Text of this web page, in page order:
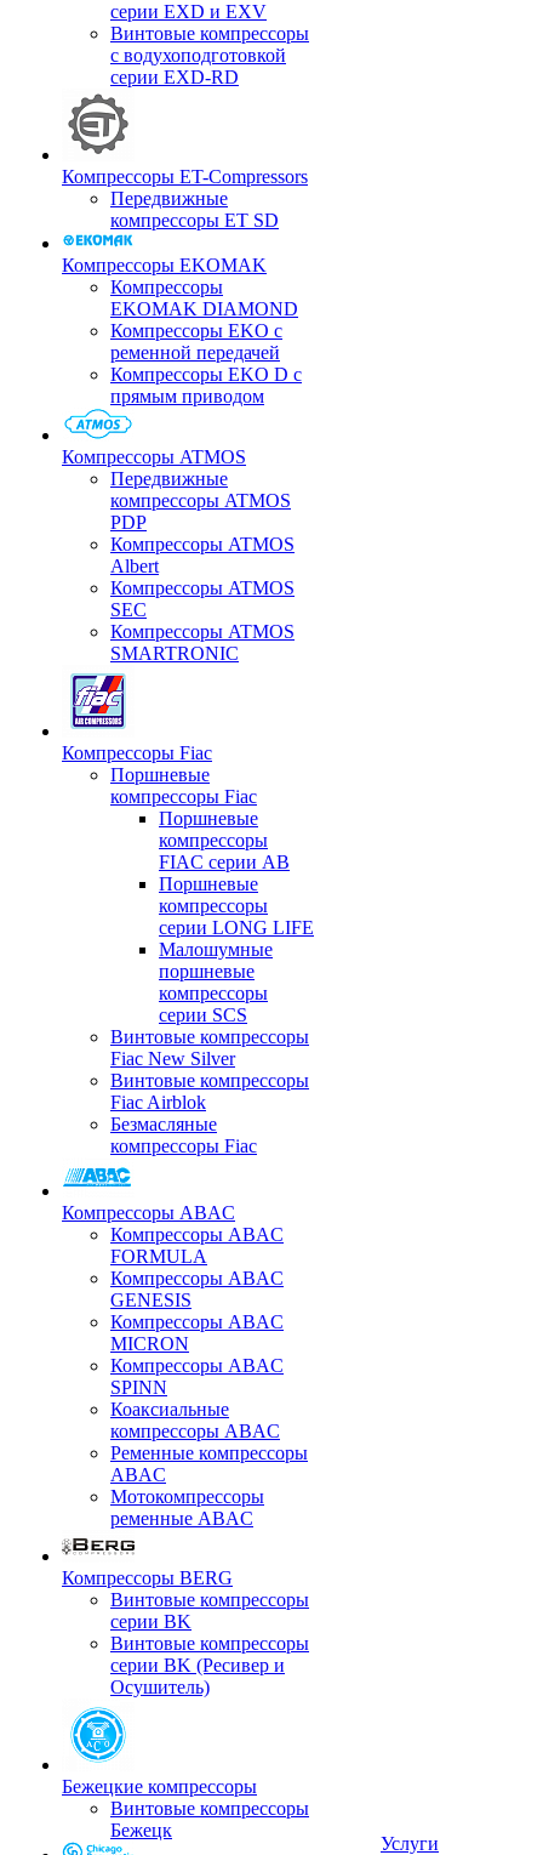
серии EXD и EXV
Винтовые компрессоры
с водухоподготовкой
серии EXD-RD
Компрессоры ET-Compressors
Передвижные
компрессоры ET SD
Компрессоры EKOMAK
Компрессоры
EKOMAK DIAMOND
Компрессоры EKO c
ременной передачей
Компрессоры EKO D с
прямым приводом
Компрессоры ATMOS
Передвижные
компрессоры ATMOS
PDP
Компрессоры ATMOS
Albert
Компрессоры ATMOS
SEC
Компрессоры ATMOS
SMARTRONIC
Компрессоры Fiac
Поршневые
компрессоры Fiac
Поршневые
компрессоры
FIAC серии AB
Поршневые
компрессоры
серии LONG LIFE
Малошумные
поршневые
компрессоры
серии SCS
Винтовые компрессоры
Fiac New Silver
Винтовые компрессоры
Fiac Airblok
Безмасляные
компрессоры Fiac
Компрессоры ABAC
Компрессоры ABAC
FORMULA
Компрессоры ABAC
GENESIS
Компрессоры ABAC
MICRON
Компрессоры ABAC
SPINN
Коаксиальные
компрессоры ABAC
Ременные компрессоры
ABAC
Мотокомпрессоры
ременные ABAC
Компрессоры BERG
Винтовые компрессоры
серии BK
Винтовые компрессоры
серии BK (Ресивер и
Осушитель)
Бежецкие компрессоры
Винтовые компрессоры
Бежецк
Услуги